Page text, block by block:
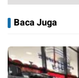
Baca Juga